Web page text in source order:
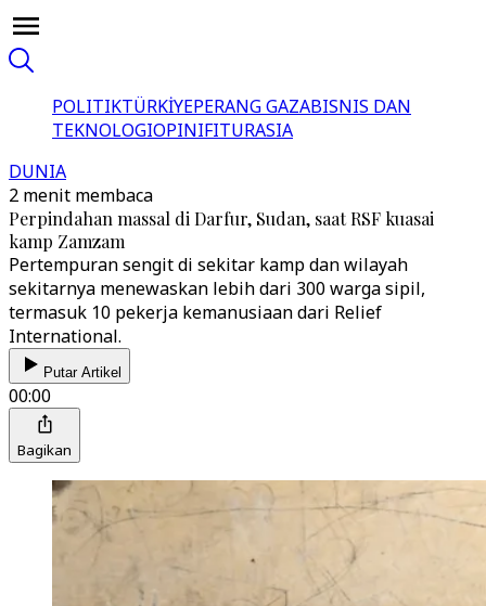
POLITIKTÜRKİYEPERANG GAZABISNIS DAN
TEKNOLOGIOPINIFITURASIA
DUNIA
2 menit membaca
Perpindahan massal di Darfur, Sudan, saat RSF kuasai
kamp Zamzam
Pertempuran sengit di sekitar kamp dan wilayah
sekitarnya menewaskan lebih dari 300 warga sipil,
termasuk 10 pekerja kemanusiaan dari Relief
International.
Putar Artikel
00:00
Bagikan